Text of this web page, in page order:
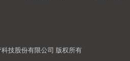
技股份有限公司 版权所有